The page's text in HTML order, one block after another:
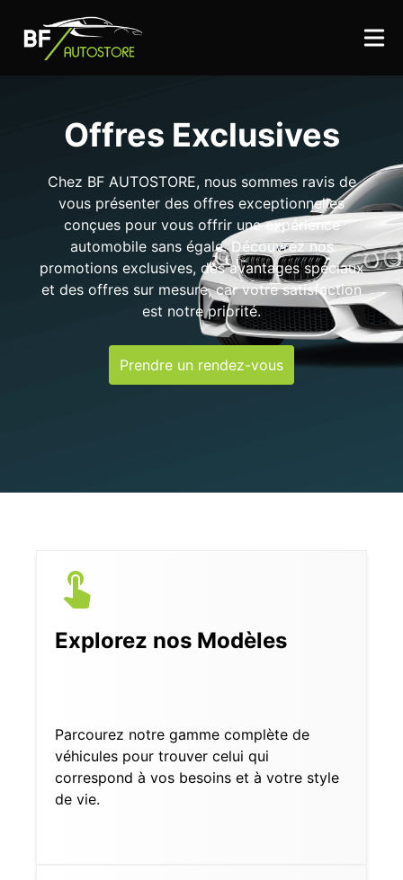
Offres Exclusives
Chez BF AUTOSTORE, nous sommes ravis de
vous présenter des offres exceptionnelles
conçues pour vous offrir une expérience
automobile sans égale. Découvrez nos
promotions exclusives, des avantages spéciaux
et des offres sur mesure, car votre satisfaction
est notre priorité.
Prendre un rendez-vous
Explorez nos Modèles
Parcourez notre gamme complète de
véhicules pour trouver celui qui
correspond à vos besoins et à votre style
de vie.